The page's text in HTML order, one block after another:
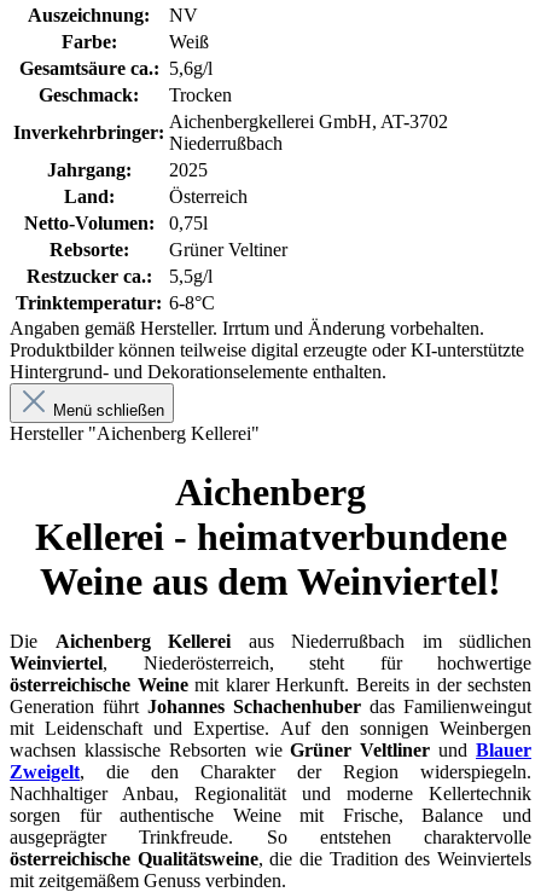
Auszeichnung:
NV
Farbe:
Weiß
Gesamtsäure ca.: 5,6g/l
Geschmack:
Trocken
Inverkehrbringer:
Aichenbergkellerei GmbH, AT-3702
Niederrußbach
Jahrgang:
2025
Land:
Österreich
Netto-Volumen:
0,75l
Rebsorte:
Grüner Veltiner
Restzucker ca.:
5,5g/l
Trinktemperatur: 6-8°C
Angaben gemäß Hersteller. Irrtum und Änderung vorbehalten.
Produktbilder können teilweise digital erzeugte oder KI-unterstützte
Hintergrund- und Dekorationselemente enthalten.
Menü schließen
Hersteller "Aichenberg Kellerei"
Aichenberg
Kellerei - heimatverbundene
Weine aus dem Weinviertel!
Die Aichenberg Kellerei aus Niederrußbach im südlichen
Weinviertel, Niederösterreich, steht für hochwertige
österreichische Weinemit klarer Herkunft. Bereits in der sechsten
Generation führt Johannes Schachenhuber das Familienweingut
mit Leidenschaft und Expertise. Auf den sonnigen Weinbergen
wachsen klassische Rebsorten wieGrüner Veltliner undBlauer
Zweigelt, die den Charakter der Region widerspiegeln.
Nachhaltiger Anbau, Regionalität und moderne Kellertechnik
sorgen für authentische Weine mit Frische, Balance und
ausgeprägter Trinkfreude. So entstehen charaktervolle
österreichische Qualitätsweine, die die Tradition des Weinviertels
mit zeitgemäßem Genuss verbinden.